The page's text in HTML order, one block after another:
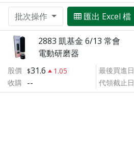
批次操作 匯出 Excel 檔
2883 凱基金 6/13 常會
電動研磨器
股價
31.6
1.05
收購 --
最後買進日
代領截止日